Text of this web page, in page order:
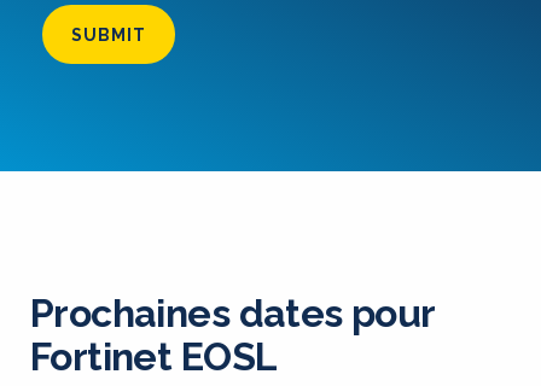
SUBMIT
Prochaines dates pour
Fortinet EOSL